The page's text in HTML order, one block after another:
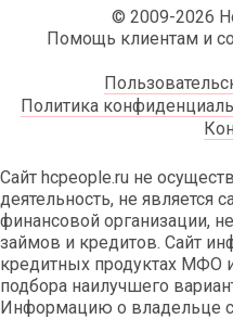
© 2009-2026
Помощь клиентам и
Политика
Сайт hcpeople.ru не
деятельность, не является
финансовой организации,
займов и кредитов. Сайт
кредитных продуктах МФО
подбора наилучшего
Информацию о владельце